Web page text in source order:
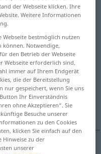
harry
der Webseite klicken. Ihre
Weitere Informationen
Webseite bestmöglich nutzen
können. Notwendige,
den Betrieb der Webseite
Webseite erforderlich sind,
immer auf Ihrem Endgerät
die der Bereitstellung
nur gespeichert, wenn Sie uns
Ihr Einverständnis
ohne Akzeptieren“. Sie
Besuche unserer
zu den Cookies
klicken Sie einfach auf den
Hinweise zu der
unserer